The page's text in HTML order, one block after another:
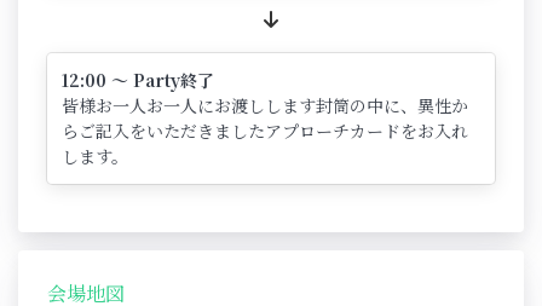
12:00 ～ Party終了
皆様お一人お一人にお渡しします封筒の中に、異性か
らご記入をいただきましたアプローチカードをお入れ
します。
会場地図